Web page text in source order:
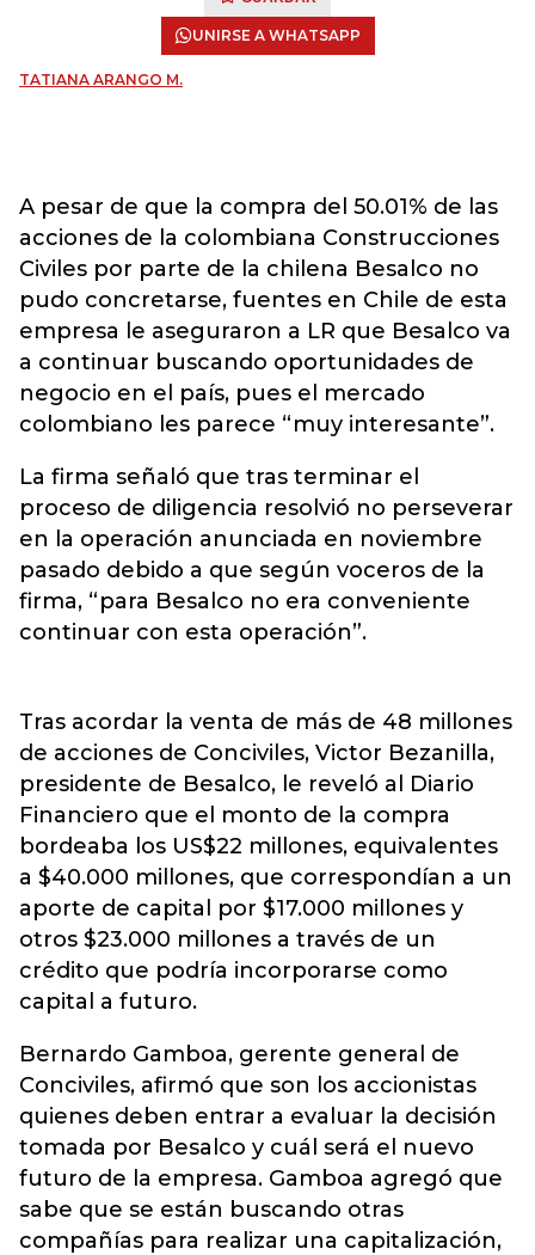
UNIRSE A WHATSAPP
TATIANA ARANGO M.
A pesar de que la compra del 50.01% de las
acciones de la colombiana Construcciones
Civiles por parte de la chilena Besalco no
pudo concretarse, fuentes en Chile de esta
empresa le aseguraron a LR que Besalco va
a continuar buscando oportunidades de
negocio en el país, pues el mercado
colombiano les parece “muy interesante”.
La firma señaló que tras terminar el
proceso de diligencia resolvió no perseverar
en la operación anunciada en noviembre
pasado debido a que según voceros de la
firma, “para Besalco no era conveniente
continuar con esta operación”.
Tras acordar la venta de más de 48 millones
de acciones de Conciviles, Victor Bezanilla,
presidente de Besalco, le reveló al Diario
Financiero que el monto de la compra
bordeaba los US$22 millones, equivalentes
a $40.000 millones, que correspondían a un
aporte de capital por $17.000 millones y
otros $23.000 millones a través de un
crédito que podría incorporarse como
capital a futuro.
Bernardo Gamboa, gerente general de
Conciviles, afirmó que son los accionistas
quienes deben entrar a evaluar la decisión
tomada por Besalco y cuál será el nuevo
futuro de la empresa. Gamboa agregó que
sabe que se están buscando otras
compañías para realizar una capitalización,